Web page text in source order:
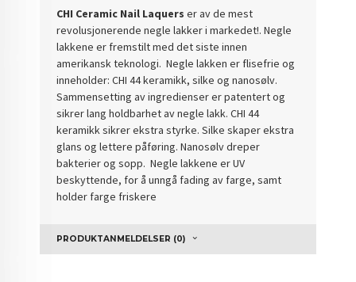
CHI Ceramic Nail Laquers er av de mest
revolusjonerende negle lakker i markedet!. Negle
lakkene er fremstilt med det siste innen
amerikansk teknologi. Negle lakken er flisefrie og
inneholder: CHI 44 keramikk, silke og nanosølv.
Sammensetting av ingredienser er patentert og
sikrer lang holdbarhet av negle lakk. CHI 44
keramikk sikrer ekstra styrke. Silke skaper ekstra
glans og lettere påføring. Nanosølv dreper
bakterier og sopp. Negle lakkene er UV
beskyttende, for å unngå fading av farge, samt
holder farge friskere
PRODUKTANMELDELSER (0)